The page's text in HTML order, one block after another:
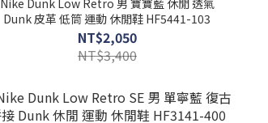
Dunk 皮革 低筒 運動 休閒鞋 HF5441-103
NT$2,050
NT$3,400